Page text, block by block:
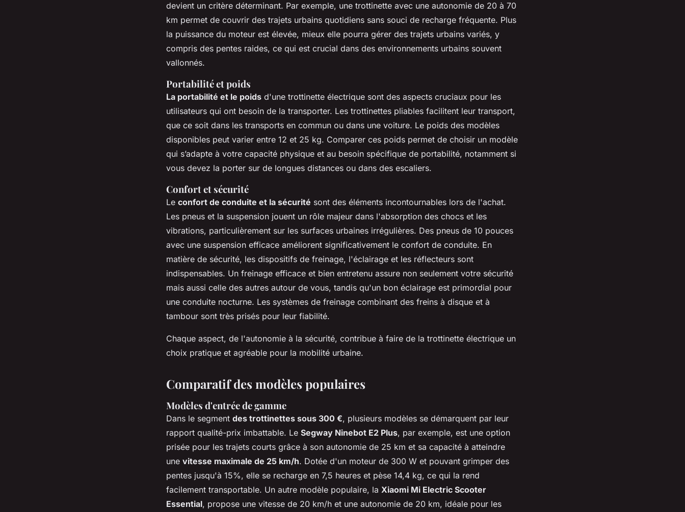
devient un critère déterminant. Par exemple, une trottinette avec une autonomie de 20 à 70
km permet de couvrir des trajets urbains quotidiens sans souci de recharge fréquente. Plus
la puissance du moteur est élevée, mieux elle pourra gérer des trajets urbains variés, y
compris des pentes raides, ce qui est crucial dans des environnements urbains souvent
vallonnés.
Portabilité et poids
La portabilité et le poids d'une trottinette électrique sont des aspects cruciaux pour les
utilisateurs qui ont besoin de la transporter. Les trottinettes pliables facilitent leur transport,
que ce soit dans les transports en commun ou dans une voiture. Le poids des modèles
disponibles peut varier entre 12 et 25 kg. Comparer ces poids permet de choisir un modèle
qui s’adapte à votre capacité physique et au besoin spécifique de portabilité, notamment si
vous devez la porter sur de longues distances ou dans des escaliers.
Confort et sécurité
Le confort de conduite et la sécurité sont des éléments incontournables lors de l'achat.
Les pneus et la suspension jouent un rôle majeur dans l'absorption des chocs et les
vibrations, particulièrement sur les surfaces urbaines irrégulières. Des pneus de 10 pouces
avec une suspension efficace améliorent significativement le confort de conduite. En
matière de sécurité, les dispositifs de freinage, l'éclairage et les réflecteurs sont
indispensables. Un freinage efficace et bien entretenu assure non seulement votre sécurité
mais aussi celle des autres autour de vous, tandis qu'un bon éclairage est primordial pour
une conduite nocturne. Les systèmes de freinage combinant des freins à disque et à
tambour sont très prisés pour leur fiabilité.
Chaque aspect, de l'autonomie à la sécurité, contribue à faire de la trottinette électrique un
choix pratique et agréable pour la mobilité urbaine.
Comparatif des modèles populaires
Modèles d'entrée de gamme
Dans le segment des trottinettes sous 300 €, plusieurs modèles se démarquent par leur
rapport qualité-prix imbattable. Le Segway Ninebot E2 Plus, par exemple, est une option
prisée pour les trajets courts grâce à son autonomie de 25 km et sa capacité à atteindre
une vitesse maximale de 25 km/h. Dotée d'un moteur de 300 W et pouvant grimper des
pentes jusqu'à 15%, elle se recharge en 7,5 heures et pèse 14,4 kg, ce qui la rend
facilement transportable. Un autre modèle populaire, la Xiaomi Mi Electric Scooter
Essential, propose une vitesse de 20 km/h et une autonomie de 20 km, idéale pour les